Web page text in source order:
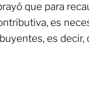
que para
es
es decir,